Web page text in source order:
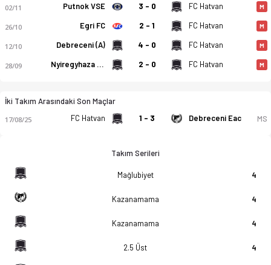
02/11 Putnok VSE 3 - 0 FC Hatvan M
26/10 Egri FC 2 - 1 FC Hatvan M
12/10 Debreceni (A) 4 - 0 FC Hatvan M
28/09 Nyiregyhaza Spartacus FC II 2 - 0 FC Hatvan M
İki Takım Arasındaki Son Maçlar
17/08/25 FC Hatvan 1 - 3 Debreceni Eac MS
Takım Serileri
Mağlubiyet 4
Kazanamama 4
Kazanamama 4
2.5 Üst 4